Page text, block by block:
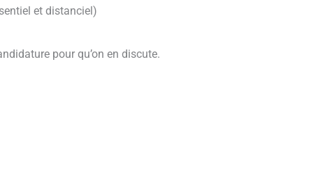
et distanciel)
pour qu’on en discute.